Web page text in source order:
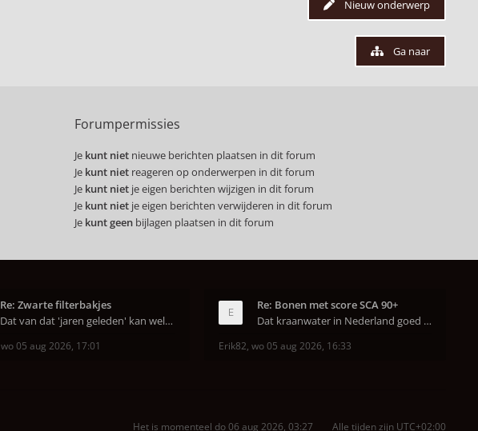
Nieuw onderwerp
Ga naar
Forumpermissies
Je kunt niet nieuwe berichten plaatsen in dit forum
Je kunt niet reageren op onderwerpen in dit forum
Je kunt niet je eigen berichten wijzigen in dit forum
Je kunt niet je eigen berichten verwijderen in dit forum
Je kunt geen bijlagen plaatsen in dit forum
Re: Zwarte filterbakjes
Dat van dat 'jaren geleden' kan wel kloppen, onze
wo 05 aug 2026, 17:01
Re: Bonen met score SCA 90+
Dat kraanwater in Nederland goed is heeft helema
Erik82, wo 05 aug 2026, 16:33
Alle tijden zijn UTC+02:00
Het is momenteel do 06 aug 2026, 03:27